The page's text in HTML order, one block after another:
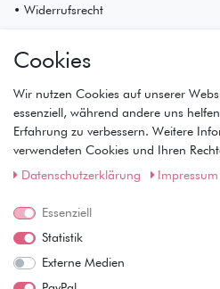
• Widerrufsrecht
• Registrierung
• Warenkorb
• Kasse
• Wunschliste
Service
• Datenschutz
• AGB
Wie läuft der Versand ab?
Cookies
Wir nutzen Cookies auf unserer
essenziell, während andere uns
Erfahrung zu verbessern. Weitere
verwendeten Cookies und Ihren
Daten­schutz­erklärung
Impressum
Essenziell
Statistik
Externe Medien